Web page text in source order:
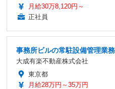
月給30万8,120円～
正社員
事務所ビルの常駐設備管理業務
大成有楽不動産株式会社
東京都
月給28万円～35万円